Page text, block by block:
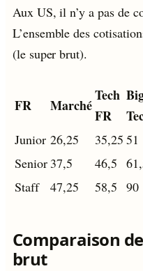
Aux US, il n’y a pas de
L’ensemble des
(le super brut).
FR Marché
Tech
FR
Junior 26,25 35,25 51
Senior 37,5 46,5
Staff
47,25 58,5 90
Comparaison
brut